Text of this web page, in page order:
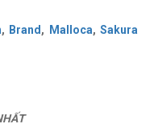
, Brand, Malloca,Sakura